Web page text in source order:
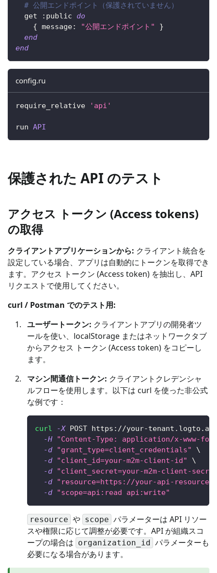
# 公開エンドポイント（保護されていません）
  get
:public
do
{ message: "公開エンドポイント"
}
end
end
config.ru
require_relative 'api'
run API
保護された API のテスト
アクセス トークン (Access tokens)
の取得
クライアントアプリケーションから: クライアント統合を
設定している場合、アプリは自動的にトークンを取得でき
ます。アクセス トークン (Access token) を抽出し、API
リクエストで使用してください。
curl / Postman でのテスト用:
ユーザートークン: クライアントアプリの開発者ツ
ールを使い、localStorage またはネットワークタブ
からアクセス トークン (Access token) をコピーし
ます。
マシン間通信トークン: クライアントクレデンシャ
ルフローを使用します。以下は curl を使った非公式
な例です：
curl -X POST https://your-
-H
"Content-Type: application/x-www-
-d
"grant_type=client_credentials"
\
-d
"client_id=your-m2m-client-id"
\
-d
"client_secret=your-m2m-client-
-d
"resource=https://your-api-
-d
"scope=api:read api:write"
resource や scope パラメーターは API リソー
スや権限に応じて調整が必要です。API が組織スコ
ープの場合は organization_id
パラメーターも
必要になる場合があります。